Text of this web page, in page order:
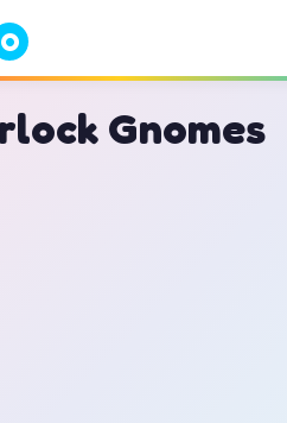
O
Gnomes